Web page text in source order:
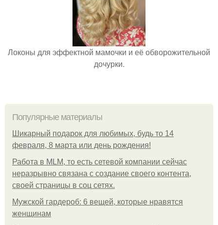
Локоны для эффектной мамочки и её обворожительной
дочурки.
Популярные материалы
Шикарный подарок для любимых, будь то 14
февраля, 8 марта или день рождения!
Работа в MLM, то есть сетевой компании сейчас
неразрывно связана с создание своего контента,
своей страницы в соц сетях.
Мужской гардероб: 6 вещей, которые нравятся
женщинам